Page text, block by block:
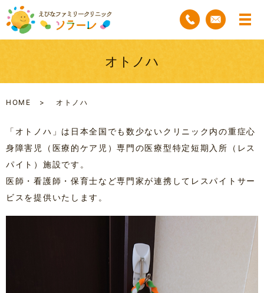
オトノハ
HOME オトノハ
「オトノハ」は日本全国でも数少ないクリニック内の重症心
身障害児（医療的ケア児）専門の医療型特定短期入所（レス
パイト）施設です。
医師・看護師・保育士など専門家が連携してレスパイトサー
ビスを提供いたします。